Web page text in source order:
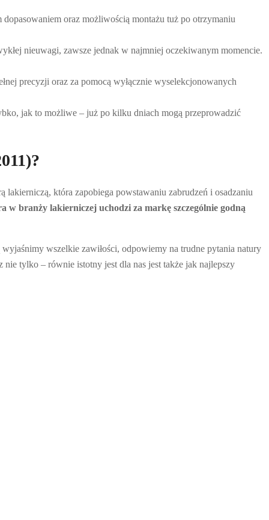
oraz możliwością montażu tuż po otrzymaniu
nieuwagi, zawsze jednak w najmniej oczekiwanym momencie.
precyzji oraz za pomocą wyłącznie wyselekcjonowanych
jak to możliwe – już po kilku dniach mogą przeprowadzić
lakierniczą, która zapobiega powstawaniu zabrudzeń i osadzaniu
branży lakierniczej uchodzi za markę szczególnie godną
wszelkie zawiłości, odpowiemy na trudne pytania natury
tylko – równie istotny jest dla nas jest także jak najlepszy